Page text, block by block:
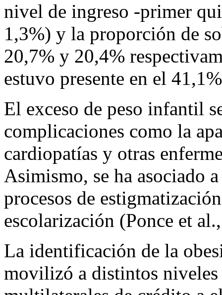
nivel de ingreso -primer
1,3%) y la proporción de
20,7% y 20,4%
estuvo presente en el
El exceso de peso infantil
complicaciones como la
cardiopatías y otras
Asimismo, se ha asociado
procesos de
escolarización (Ponce et al
La identificación de la
movilizó a distintos niveles